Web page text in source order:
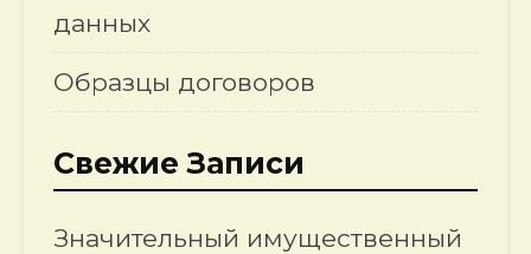
данных
Образцы договоров
Свежие Записи
Значительный имущественный